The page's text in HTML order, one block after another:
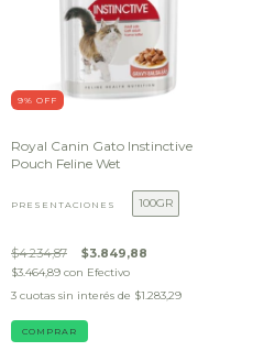
9% OFF
Royal Canin Gato Instinctive
Pouch Feline Wet
PRESENTACIONES 100GR
$4.234,87 $3.849,88
$3.464,89 con Efectivo
3 cuotas sin interés de $1.283,29
COMPRAR